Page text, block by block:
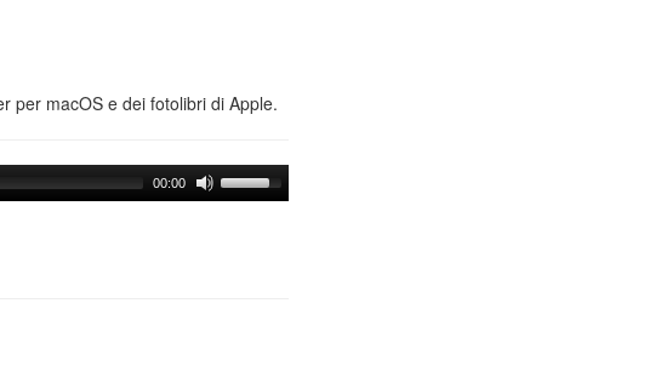
per macOS e dei fotolibri di Apple.
00:00